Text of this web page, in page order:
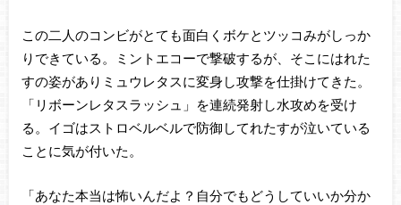
この二人のコンビがとても面白くボケとツッコみがしっか
りできている。ミントエコーで撃破するが、そこにはれた
すの姿がありミュウレタスに変身し攻撃を仕掛けてきた。
「リボーンレタスラッシュ」を連続発射し水攻めを受け
る。イゴはストロベルベルで防御してれたすが泣いている
ことに気が付いた。
「あなた本当は怖いんだよ？自分でもどうしていいか分か